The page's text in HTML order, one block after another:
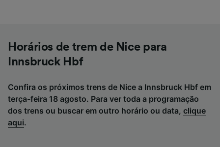
Horários de trem de Nice para
Innsbruck Hbf
Confira os próximos trens de Nice a Innsbruck Hbf em
terça-feira 18 agosto. Para ver toda a programação
dos trens ou buscar em outro horário ou data, clique
aqui.